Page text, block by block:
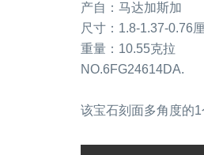
产自：马达加斯加
尺寸：1.8-1.37-0.76
重量：10.55克拉
NO.6FG24614DA.
该宝石刻面多角度的1